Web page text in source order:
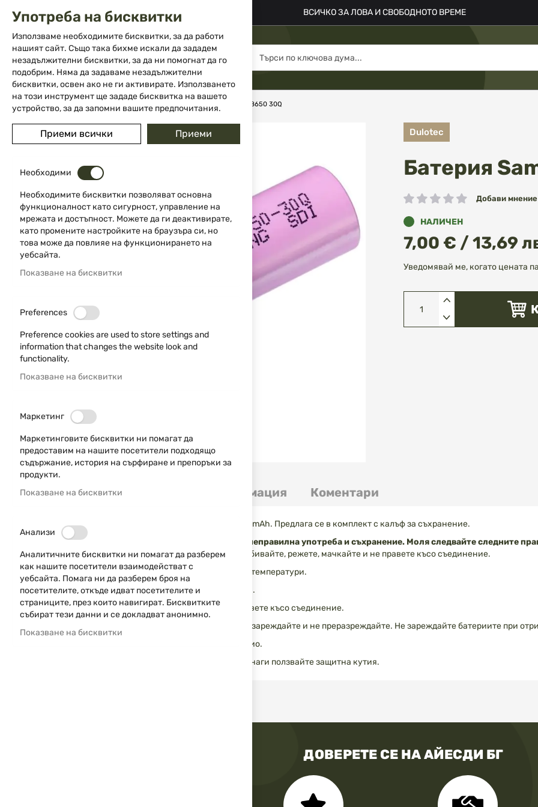
02 983 5014 office@isd-bg.com
Прескачане
съдържанието
ВСИЧКО ЗА ЛОВА И СВОБОДНОТО ВРЕМЕ
МЕНЮ
Начало Батерия Samsung INR18650 30Q
Dulotec
Батерия
рейтинг: Добави мнение
НАЛИЧЕН
7,00 € / 13,69
Уведомявай ме, когато цената
Преминете
галерията
изображенията
Преминете
към
началото
със
Детайли
Акумулаторна батерия Samsung 18650 30Q 15A 3000 mАh. Предлага се в комплект с калъф за съхранение.
Батерията може да се запали и експлоадира при неправилна употреба и съхранение. Моля следвайте следните
1. Не променяйте, модифицирайте, разглабяйте, пробивайте, режете, мачкайте и не правете късо съединение.
2. Не излагайте батериите на вода, огън или високи температури.
3. Не използвайте батериите в дефектни устройства.
4. Не разглобявайте, не изхвърляйте в огън и не правете късо съединение.
5. Не слагайте обратно в зарядно устройство, не презареждайте и не преразреждайте. Не зареждайте батериите при
6. Не използвайте батериите ако са с нарушено фолио.
7. Не съхранявайте батериите в джоб или чанта - винаги ползвайте защитна кутия.
Допълнителна информация Коментари
ДОВЕРЕТЕ СЕ НА АЙЕСДИ БГ
Употреба на бисквитки
Използваме необходимите бисквитки, за да работи
нашият сайт. Също така бихме искали да зададем
незадължителни бисквитки, за да ни помогнат да го
подобрим. Няма да задаваме незадължителни
бисквитки, освен ако не ги активирате. Използването
на този инструмент ще зададе бисквитка на вашето
устройство, за да запомни вашите предпочитания.
Приеми всички Приеми
Необходими
Необходимите бисквитки позволяват основна
функционалност като сигурност, управление на
мрежата и достъпност. Можете да ги деактивирате,
като промените настройките на браузъра си, но
това може да повлияе на функционирането на
уебсайта.
Показване на бисквитки
Preferences
Preference cookies are used to store settings and
information that changes the website look and
functionality.
Показване на бисквитки
Маркетинг
Маркетинговите бисквитки ни помагат да
предоставим на нашите посетители подходящо
съдържание, история на сърфиране и препоръки за
продукти.
Показване на бисквитки
Анализи
Аналитичните бисквитки ни помагат да разберем
как нашите посетители взаимодействат с
уебсайта. Помага ни да разберем броя на
посетителите, откъде идват посетителите и
страниците, през които навигират. Бисквитките
събират тези данни и се докладват анонимно.
Показване на бисквитки